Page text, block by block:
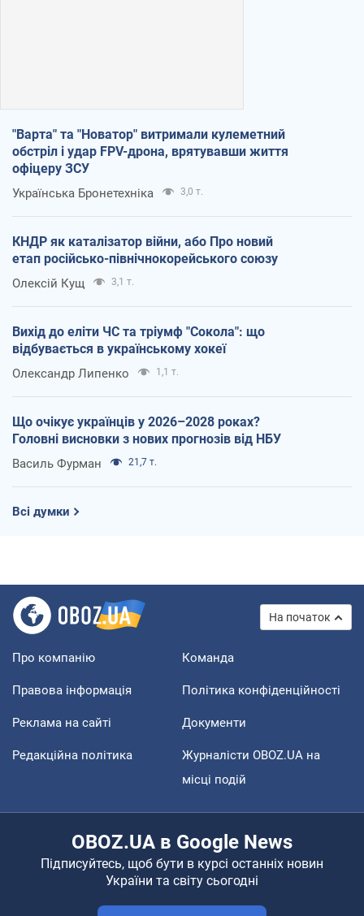
"Варта" та "Новатор" витримали кулеметний
обстріл і удар FPV-дрона, врятувавши життя
офіцеру ЗСУ
Українська Бронетехніка 3,0 т.
КНДР як каталізатор війни, або Про новий
етап російсько-північнокорейського союзу
Олексій Кущ 3,1 т.
Вихід до еліти ЧС та тріумф "Сокола": що
відбувається в українському хокеї
Олександр Липенко 1,1 т.
Що очікує українців у 2026–2028 роках?
Головні висновки з нових прогнозів від НБУ
Василь Фурман 21,7 т.
Всі думки
На початок
Про компанію Команда
Правова інформація Політика конфіденційності
Реклама на сайті Документи
Редакційна політика
Журналісти OBOZ.UA на
місці подій
OBOZ.UA в Google News
Підписуйтесь, щоб бути в курсі останніх новин
України та світу сьогодні